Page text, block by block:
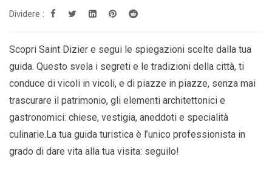
Dividere :
Scopri Saint Dizier e segui le spiegazioni scelte dalla tua
guida. Questo svela i segreti e le tradizioni della città, ti
conduce di vicoli in vicoli, e di piazze in piazze, senza mai
trascurare il patrimonio, gli elementi architettonici e
gastronomici: chiese, vestigia, aneddoti e specialità
culinarie.La tua guida turistica è l’unico professionista in
grado di dare vita alla tua visita: seguilo!